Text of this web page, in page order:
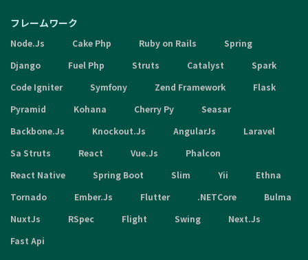
フレームワーク
Node.Js Cake Php Ruby on Rails
Spring
Django
Fuel Php Struts Catalyst
Spark
Code Igniter
Symfony Zend Framework
Flask
Pyramid
Kohana Cherry Py
Seasar
Backbone.Js
Knockout.Js AngularJs
Laravel
Sa Struts
React Vue.Js
Phalcon
React Native
Spring Boot Slim Yii
Ethna
Tornado
Ember.Js Flutter .NETCore
Bulma
NuxtJs
RSpec Flight Swing
Next.Js
Fast Api